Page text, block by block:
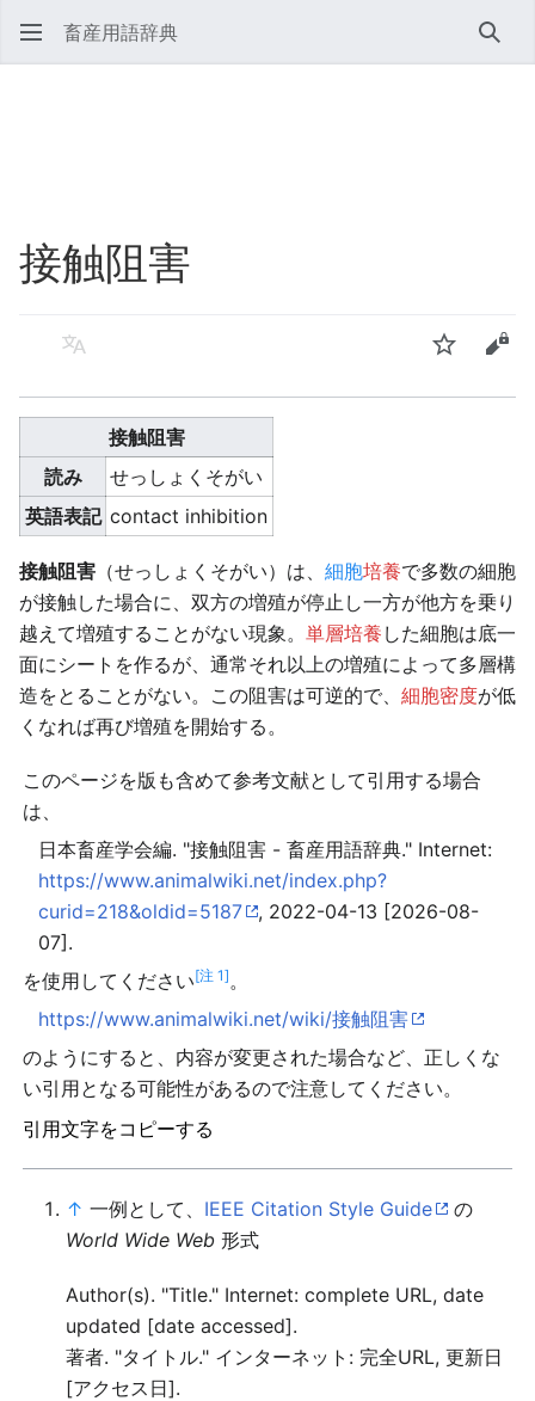
畜産用語辞典 検索
接触阻害
言語 ウォッチソ
接触阻害
読み
せっしょくそがい
英語表記 contact inhibition
接触阻害 （せっしょくそがい）は、 細胞培養で多数の細胞
が接触した場合に、双方の増殖が停止し一方が他方を乗り
越えて増殖することがない現象。 単層培養 した細胞は底一
面にシートを作るが、通常それ以上の増殖によって多層構
造をとることがない。この阻害は可逆的で、 細胞密度が低
くなれば再び増殖を開始する。
このページを版も含めて参考文献として引用する場合
は、
日本畜産学会編. "接触阻害 - 畜産用語辞典." Internet:
https://www.animalwiki.net/index.php?
curid=218&oldid=5187
, 2022-04-13 [2026-08-
07].
を使用してください[注 1]。
https://www.animalwiki.net/wiki/接触阻害
のようにすると、内容が変更された場合など、正しくな
い引用となる可能性があるので注意してください。
引用文字をコピーする
↑ 一例として、 IEEE Citation Style Guide
の
World Wide Web 形式
Author(s). "Title." Internet: complete URL, date
updated [date accessed].
著者. "タイトル." インターネット: 完全URL, 更新日
[アクセス日].